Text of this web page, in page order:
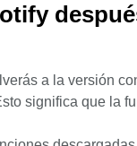
a la versión
significa que la